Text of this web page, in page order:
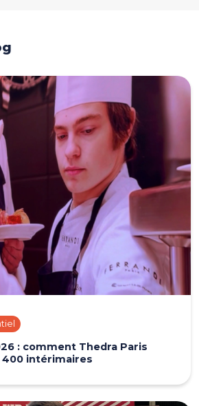
: comment Thedra Paris
400 intérimaires